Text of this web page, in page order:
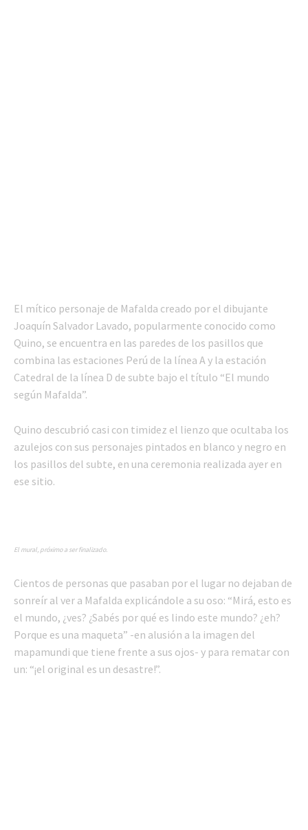
El mítico personaje de Mafalda creado por el dibujante
Joaquín Salvador Lavado, popularmente conocido como
Quino, se encuentra en las paredes de los pasillos que
combina las estaciones Perú de la línea A y la estación
Catedral de la línea D de subte bajo el título “El mundo
según Mafalda”.
Quino descubrió casi con timidez el lienzo que ocultaba los
azulejos con sus personajes pintados en blanco y negro en
los pasillos del subte, en una ceremonia realizada ayer en
ese sitio.
El mural, próximo a ser finalizado.
Cientos de personas que pasaban por el lugar no dejaban de
sonreír al ver a Mafalda explicándole a su oso: “Mirá, esto es
el mundo, ¿ves? ¿Sabés por qué es lindo este mundo? ¿eh?
Porque es una maqueta” -en alusión a la imagen del
mapamundi que tiene frente a sus ojos- y para rematar con
un: “¡el original es un desastre!”.